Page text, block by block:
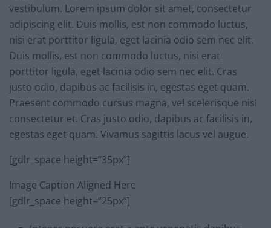
vestibulum. Lorem ipsum dolor sit amet, consectetur
adipiscing elit. Duis mollis, est non commodo luctus,
nisi erat porttitor ligula, eget lacinia odio sem nec elit.
Duis mollis, est non commodo luctus, nisi erat
porttitor ligula, eget lacinia odio sem nec elit. Cras
justo odio, dapibus ac facilisis in, egestas eget quam.
Praesent commodo cursus magna, vel scelerisque nisl
consectetur et. Cras justo odio, dapibus ac facilisis in,
egestas eget quam. Vivamus sagittis lacus vel augue.
[gdlr_space height=”35px”]
Image Caption Aligned Here
[gdlr_space height=”25px”]